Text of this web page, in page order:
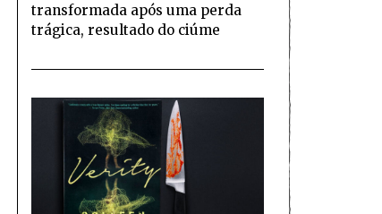
transformada após uma perda
trágica, resultado do ciúme